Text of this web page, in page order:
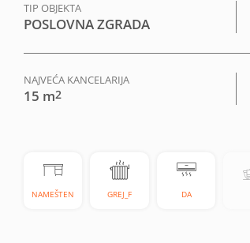
TIP OBJEKTA
POSLOVNA ZGRADA
NAJVEĆA KANCELARIJA
15 m2
NAMEŠTEN GREJ_F DA